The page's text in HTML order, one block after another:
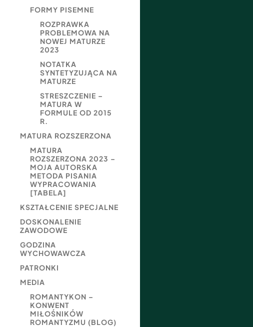
FORMY PISEMNE
ROZPRAWKA
PROBLEMOWA NA
NOWEJ MATURZE
2023
NOTATKA
SYNTETYZUJĄCA NA
MATURZE
STRESZCZENIE –
MATURA W
FORMULE OD 2015
R.
MATURA ROZSZERZONA
MATURA
ROZSZERZONA 2023 –
MOJA AUTORSKA
METODA PISANIA
WYPRACOWANIA
[TABELA]
KSZTAŁCENIE SPECJALNE
DOSKONALENIE
ZAWODOWE
GODZINA
WYCHOWAWCZA
PATRONKI
MEDIA
ROMANTYKON –
KONWENT
MIŁOŚNIKÓW
ROMANTYZMU (BLOG)